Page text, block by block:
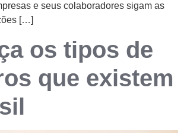
e seus colaboradores sigam as
[…]
os tipos de
que existem